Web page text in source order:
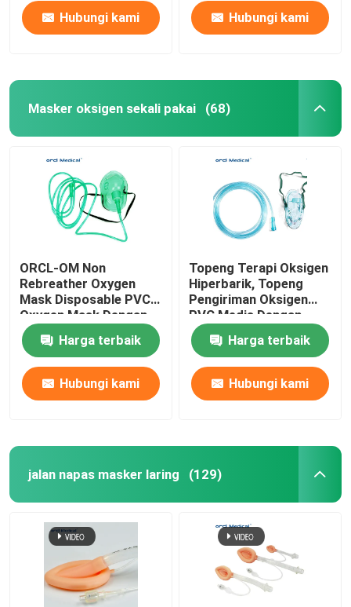
Hubungi kami Hubungi kami
Masker oksigen sekali pakai (68)
ORCL-OM Non
Rebreather Oxygen
Mask Disposable PVC
Oxygen Mask Dengan
Tubing
Harga terbaik
Hubungi kami
Topeng Terapi Oksigen
Hiperbarik, Topeng
Pengiriman Oksigen
PVC Medis Dengan
Tabung
Harga terbaik
Hubungi kami
jalan napas masker laring (129)